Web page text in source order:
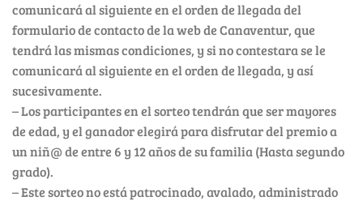
comunicará al siguiente en el orden de llegada del
formulario de contacto de la web de Canaventur, que
tendrá las mismas condiciones, y si no contestara se le
comunicará al siguiente en el orden de llegada, y así
sucesivamente.
– Los participantes en el sorteo tendrán que ser mayores
de edad, y el ganador elegirá para disfrutar del premio a
un niñ@ de entre 6 y 12 años de su familia (Hasta segundo
grado).
– Este sorteo no está patrocinado, avalado, administrado